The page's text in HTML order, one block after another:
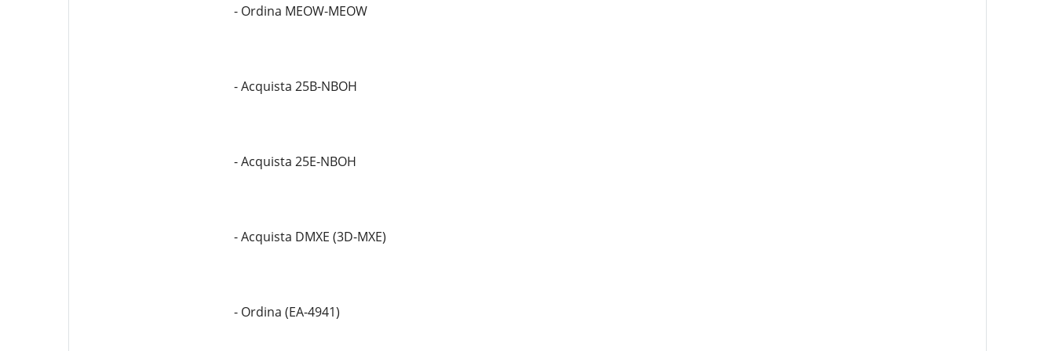
- Ordina MEOW-MEOW
- Acquista 25B-NBOH
- Acquista 25E-NBOH
- Acquista DMXE (3D-MXE)
- Ordina (EA-4941)